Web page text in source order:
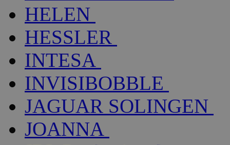
HELEN
HESSLER
INTESA
INVISIBOBBLE
JAGUAR SOLINGEN
JOANNA